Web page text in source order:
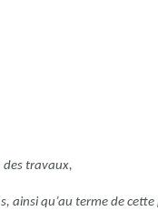
des travaux,
qu’au terme de cette